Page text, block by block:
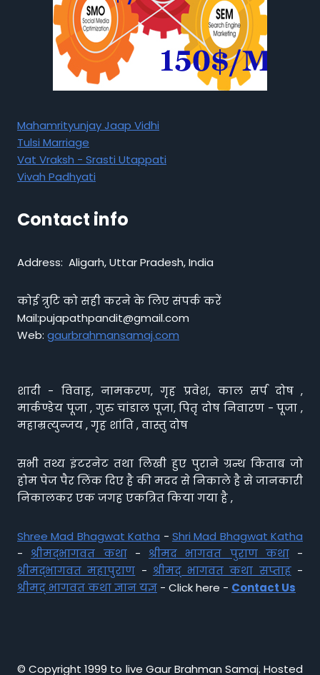
Mahamrityunjay Jaap Vidhi
Tulsi Marriage
Vat Vraksh - Srasti Utappati
Vivah Padhyati
Contact info
Address: Aligarh, Uttar Pradesh, India
कोई त्रुटि को सही करने के लिए संपर्क करें
Mail:pujapathpandit@gmail.com
Web: gaurbrahmansamaj.com
शादी - विवाह, नामकरण, गृह प्रवेश, काल सर्प दोष ,
मार्कण्डेय पूजा , गुरु चांडाल पूजा, पितृ दोष निवारण - पूजा ,
महाम्रत्युन्जय , गृह शांति , वास्तु दोष
सभी तथ्य इंटरनेट तथा लिखी हुए पुराने ग्रन्थ किताब जो
होम पेज पैर लिंक दिए है की मदद से निकाले है से जानकारी
निकालकर एक जगह एकत्रित किया गया है ,
Shree Mad Bhagwat Katha - Shri Mad Bhagwat Katha
- श्रीमद्भागवत कथा- श्रीमद भागवत पुराण कथा-
श्रीमद्भागवत महापुराण - श्रीमद् भागवत कथा सप्ताह-
श्रीमद् भागवत कथा ज्ञान यज्ञ - Click here - Contact Us
© Copyright 1999 to live Gaur Brahman Samaj. Hosted